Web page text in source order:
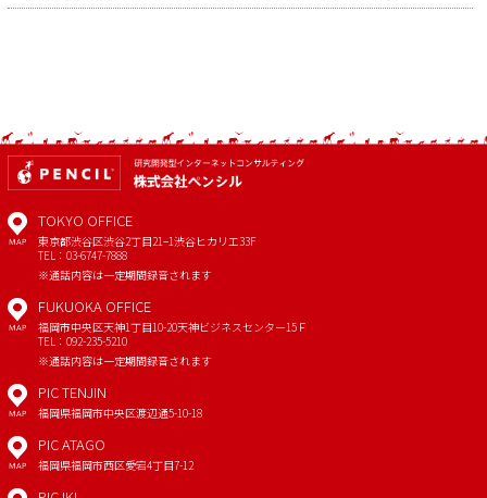
MAP
TOKYO OFFICE
東京都渋谷区渋谷2丁目21−1渋谷ヒカリエ33F
TEL：03-6747-7888
※通話内容は一定期間録音されます
MAP
FUKUOKA OFFICE
福岡市中央区天神1丁目10-20天神ビジネスセンター15Ｆ
TEL：092-235-5210
※通話内容は一定期間録音されます
MAP
PIC TENJIN
福岡県福岡市中央区渡辺通5-10-18
MAP
PIC ATAGO
福岡県福岡市西区愛宕4丁目7-12